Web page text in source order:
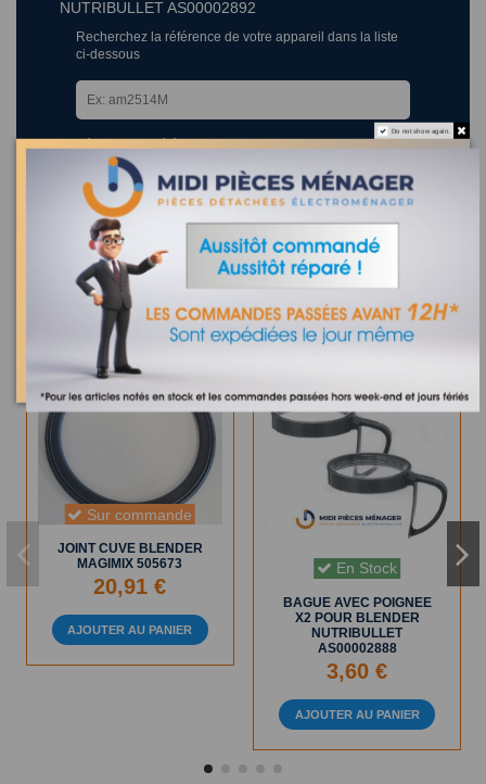
NUTRIBULLET AS00002892
Recherchez la référence de votre appareil dans la liste
ci-dessous
24 appareils compatibles.
Les clients qui ont acheté ce produit ont également acheté :
Sur commande
JOINT CUVE BLENDER
MAGIMIX 505673
20,91 €
AJOUTER AU PANIER
En Stock
BAGUE AVEC POIGNEE
X2 POUR BLENDER
NUTRIBULLET
AS00002888
3,60 €
AJOUTER AU PANIER
Do not show again.